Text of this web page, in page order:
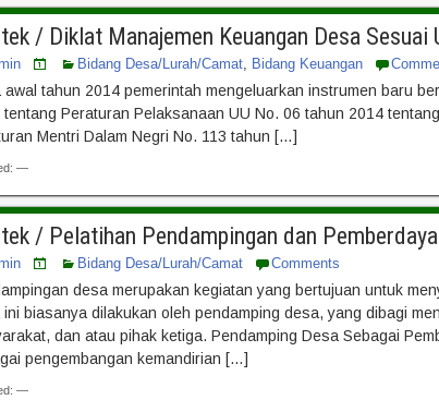
/ Diklat Manajemen Keuangan Desa Sesuai
Bidang Desa/Lurah/Camat, Bidang Keuangan
awal tahun 2014 pemerintah mengeluarkan instrumen baru
tentang Peraturan Pelaksanaan UU No. 06 tahun 2014
Mentri Dalam Negri No. 113 tahun […]
—
/ Pelatihan Pendampingan dan
Bidang Desa/Lurah/Camat Comments
desa merupakan kegiatan yang bertujuan untuk
biasanya dilakukan oleh pendamping desa, yang dibagi
dan atau pihak ketiga. Pendamping Desa Sebagai
pengembangan kemandirian […]
—